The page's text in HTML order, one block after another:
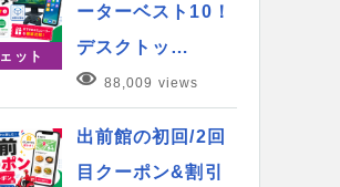
ット
ーターベスト10！
デスクトッ…
88,009 views
出前館の初回/2回
目クーポン&割引